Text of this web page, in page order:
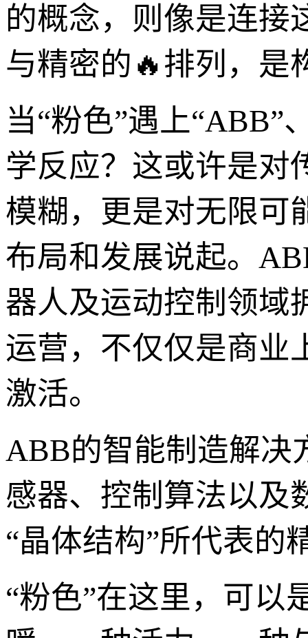
的概念，则像是连接
与精密的🔥排列，是
当“粉色”遇上“ABB”
学反应？这或许是对
模糊，更是对无限可
布局和发展说起。
器人及运动控制领域
运营，不仅仅是商业
激活。
ABB的智能制造解决
感器、控制算法以及
“晶体结构”所代表的
“粉色”在这里，可以